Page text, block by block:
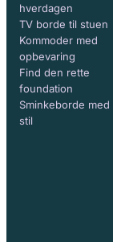
hverdagen
TV borde til stuen
Kommoder med
opbevaring
Find den rette
foundation
Sminkeborde med
stil